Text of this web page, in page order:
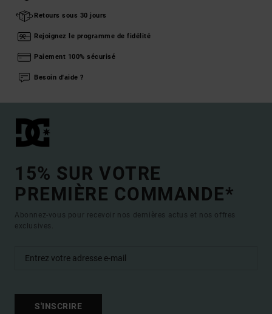
Retours sous 30 jours
Rejoignez le programme de fidélité
Paiement 100% sécurisé
Besoin d'aide ?
15% SUR VOTRE
PREMIÈRE COMMANDE*
Abonnez-vous pour recevoir nos dernières actus et nos offres
exclusives.
S'INSCRIRE